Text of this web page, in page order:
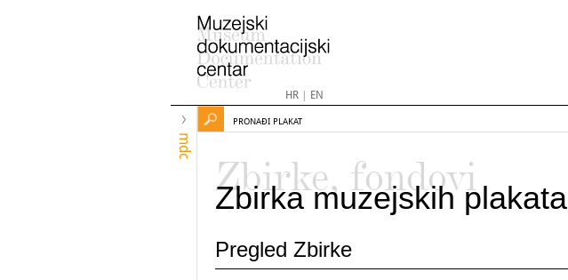
HR| EN
mdc
PRONAĐI PLAKAT
Zbirke, fondovi
Zbirka muzejskih plakata
Pregled Zbirke